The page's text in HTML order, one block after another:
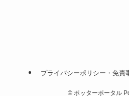
プライバシーポリシー・免責
© ポッターポータル